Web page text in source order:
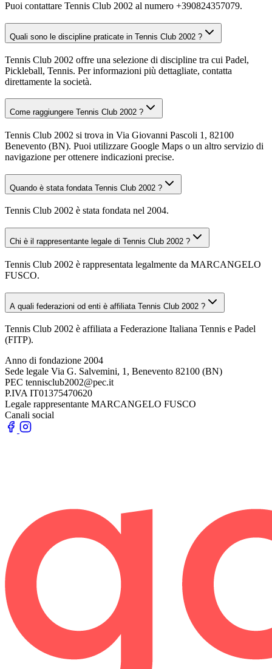
Puoi contattare Tennis Club 2002 al numero +390824357079.
Quali sono le discipline praticate in Tennis Club 2002 ?
Tennis Club 2002 offre una selezione di discipline tra cui Padel,
Pickleball, Tennis. Per informazioni più dettagliate, contatta
direttamente la società.
Come raggiungere Tennis Club 2002 ?
Tennis Club 2002 si trova in Via Giovanni Pascoli 1, 82100
Benevento (BN). Puoi utilizzare Google Maps o un altro servizio di
navigazione per ottenere indicazioni precise.
Quando è stata fondata Tennis Club 2002 ?
Tennis Club 2002 è stata fondata nel 2004.
Chi è il rappresentante legale di Tennis Club 2002 ?
Tennis Club 2002 è rappresentata legalmente da MARCANGELO
FUSCO.
A quali federazioni od enti è affiliata Tennis Club 2002 ?
Tennis Club 2002 è affiliata a Federazione Italiana Tennis e Padel
(FITP).
Anno di fondazione 2004
Sede legale Via G. Salvemini, 1, Benevento 82100 (BN)
PEC tennisclub2002@pec.it
P.IVA IT01375470620
Legale rappresentante MARCANGELO FUSCO
Canali social